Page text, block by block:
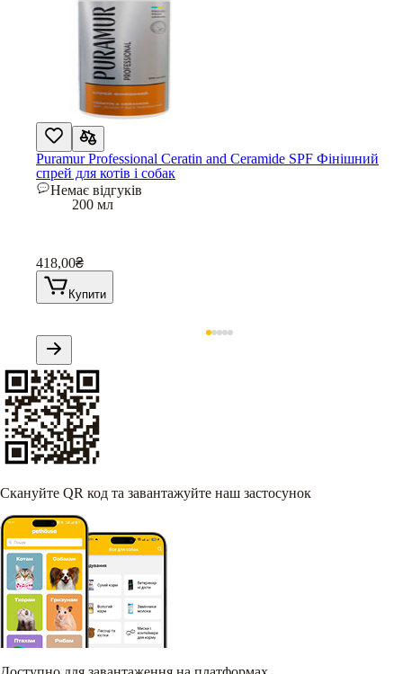
Puramur Professional Ceratin and Ceramide SPF Фінішний
спрей для котів і собак
Немає відгуків
200 мл
418,00₴
Купити
Скануйте QR код та завантажуйте наш застосунок